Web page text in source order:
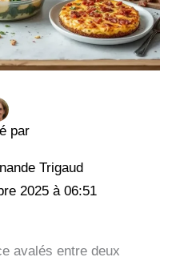
par
Trigaud
2025 à 06:51
avalés entre deux